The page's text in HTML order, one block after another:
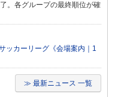
。各グループの最終順位が確
ッカーリーグ《会場案内｜1
≫ 最新ニュース 一覧